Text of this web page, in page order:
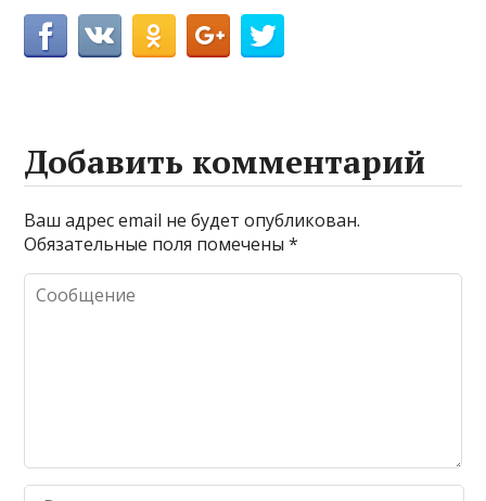
Добавить комментарий
Ваш адрес email не будет опубликован.
Обязательные поля помечены*